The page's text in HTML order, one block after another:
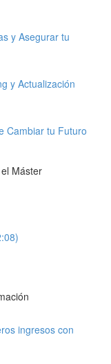
y Asegurar tu
y Actualización
Cambiar tu Futuro
Máster
ingresos con